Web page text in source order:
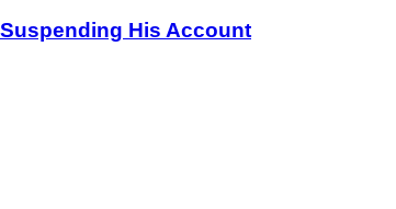
His Account